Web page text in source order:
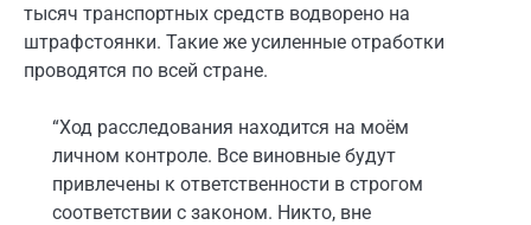
тысяч транспортных средств водворено на
штрафстоянки. Такие же усиленные отработки
проводятся по всей стране.
“Ход расследования находится на моём
личном контроле. Все виновные будут
привлечены к ответственности в строгом
соответствии с законом. Никто, вне